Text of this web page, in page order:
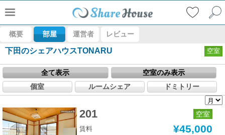
概要 部屋 運営者 レビュー
下田のシェアハウスTONARU 空室
全て表示
空室のみ表示
個室
ルームシェア ドミトリー
201 空室
賃料 ¥45,000